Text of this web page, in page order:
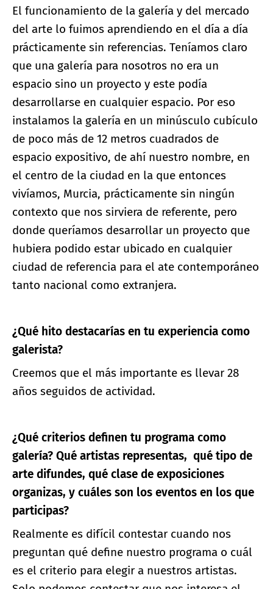
El funcionamiento de la galería y del mercado
del arte lo fuimos aprendiendo en el día a día
prácticamente sin referencias. Teníamos claro
que una galería para nosotros no era un
espacio sino un proyecto y este podía
desarrollarse en cualquier espacio. Por eso
instalamos la galería en un minúsculo cubículo
de poco más de 12 metros cuadrados de
espacio expositivo, de ahí nuestro nombre, en
el centro de la ciudad en la que entonces
vivíamos, Murcia, prácticamente sin ningún
contexto que nos sirviera de referente, pero
donde queríamos desarrollar un proyecto que
hubiera podido estar ubicado en cualquier
ciudad de referencia para el ate contemporáneo
tanto nacional como extranjera.
¿Qué hito destacarías en tu experiencia como
galerista?
Creemos que el más importante es llevar 28
años seguidos de actividad.
¿Qué criterios definen tu programa como
galería? Qué artistas representas, qué tipo de
arte difundes, qué clase de exposiciones
organizas, y cuáles son los eventos en los que
participas?
Realmente es difícil contestar cuando nos
preguntan qué define nuestro programa o cuál
es el criterio para elegir a nuestros artistas.